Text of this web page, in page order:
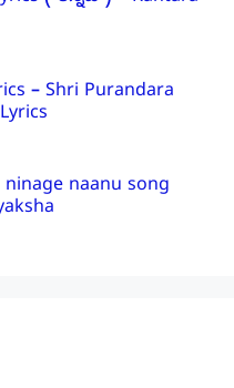
– Shri Purandara
naanu song